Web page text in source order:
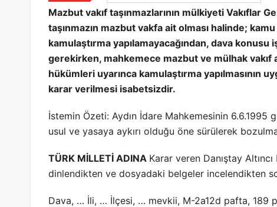
Mazbut vakıf taşınmazlarının mülkiyeti Vakıflar
taşınmazın mazbut vakfa ait olması halinde;
kamulaştırma yapılamayacağından, dava
gerekirken, mahkemece mazbut ve mülhak vakıf
hükümleri uyarınca kamulaştırma yapılmasının
karar verilmesi isabetsizdir.
İstemin Özeti: Aydın İdare Mahkemesinin 6.6.1995
usul ve yasaya aykırı olduğu öne sürülerek
TÜRK MİLLETİ ADINA Karar veren Danıştay
dinlendikten ve dosyadaki belgeler incelendikten
Dava, … İli, … İlçesi, … mevkii, M-2a12d pafta, 189